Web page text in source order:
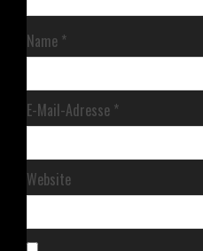
Name *
E-Mail-Adresse *
Website